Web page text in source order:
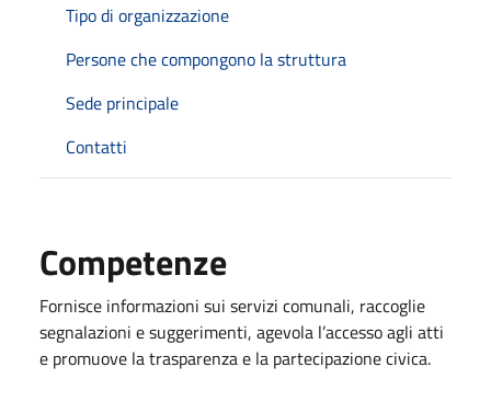
Tipo di organizzazione
Persone che compongono la struttura
Sede principale
Contatti
Competenze
Fornisce informazioni sui servizi comunali, raccoglie
segnalazioni e suggerimenti, agevola l’accesso agli atti
e promuove la trasparenza e la partecipazione civica.